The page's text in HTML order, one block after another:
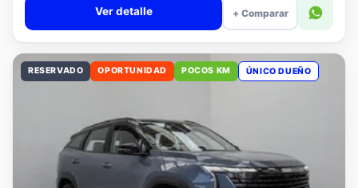
+ Comparar
RESERVADO OPORTUNIDAD POCOS KM